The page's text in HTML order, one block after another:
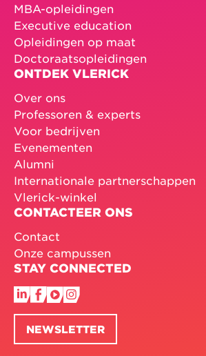
MBA-opleidingen
Executive education
Opleidingen op maat
Doctoraatsopleidingen
ONTDEK VLERICK
Over ons
Professoren & experts
Voor bedrijven
Evenementen
Alumni
Internationale partnerschappen
Vlerick-winkel
CONTACTEER ONS
Contact
Onze campussen
STAY CONNECTED
NEWSLETTER